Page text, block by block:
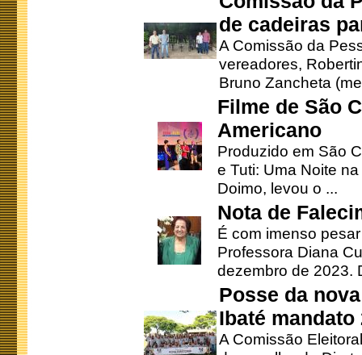
de cadeiras
A Comissão da
vereadores,
Bruno Zancheta
Filme de São
Americano
Produzido em São
e Tuti: Uma Noite
Doimo, levou o ...
Nota de
É com imenso
Professora Diana
dezembro de 2023.
Posse da
Ibaté mandato
A Comissão